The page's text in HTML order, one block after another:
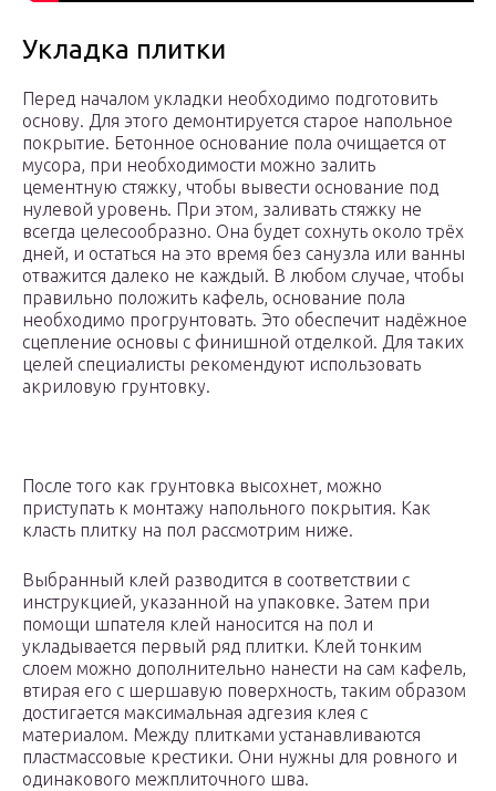
Укладка плитки
Перед началом укладки необходимо подготовить
основу. Для этого демонтируется старое напольное
покрытие. Бетонное основание пола очищается от
мусора, при необходимости можно залить
цементную стяжку, чтобы вывести основание под
нулевой уровень. При этом, заливать стяжку не
всегда целесообразно. Она будет сохнуть около трёх
дней, и остаться на это время без санузла или ванны
отважится далеко не каждый. В любом случае, чтобы
правильно положить кафель, основание пола
необходимо прогрунтовать. Это обеспечит надёжное
сцепление основы с финишной отделкой. Для таких
целей специалисты рекомендуют использовать
акриловую грунтовку.
После того как грунтовка высохнет, можно
приступать к монтажу напольного покрытия. Как
класть плитку на пол рассмотрим ниже.
Выбранный клей разводится в соответствии с
инструкцией, указанной на упаковке. Затем при
помощи шпателя клей наносится на пол и
укладывается первый ряд плитки. Клей тонким
слоем можно дополнительно нанести на сам кафель,
втирая его с шершавую поверхность, таким образом
достигается максимальная адгезия клея с
материалом. Между плитками устанавливаются
пластмассовые крестики. Они нужны для ровного и
одинакового межплиточного шва.